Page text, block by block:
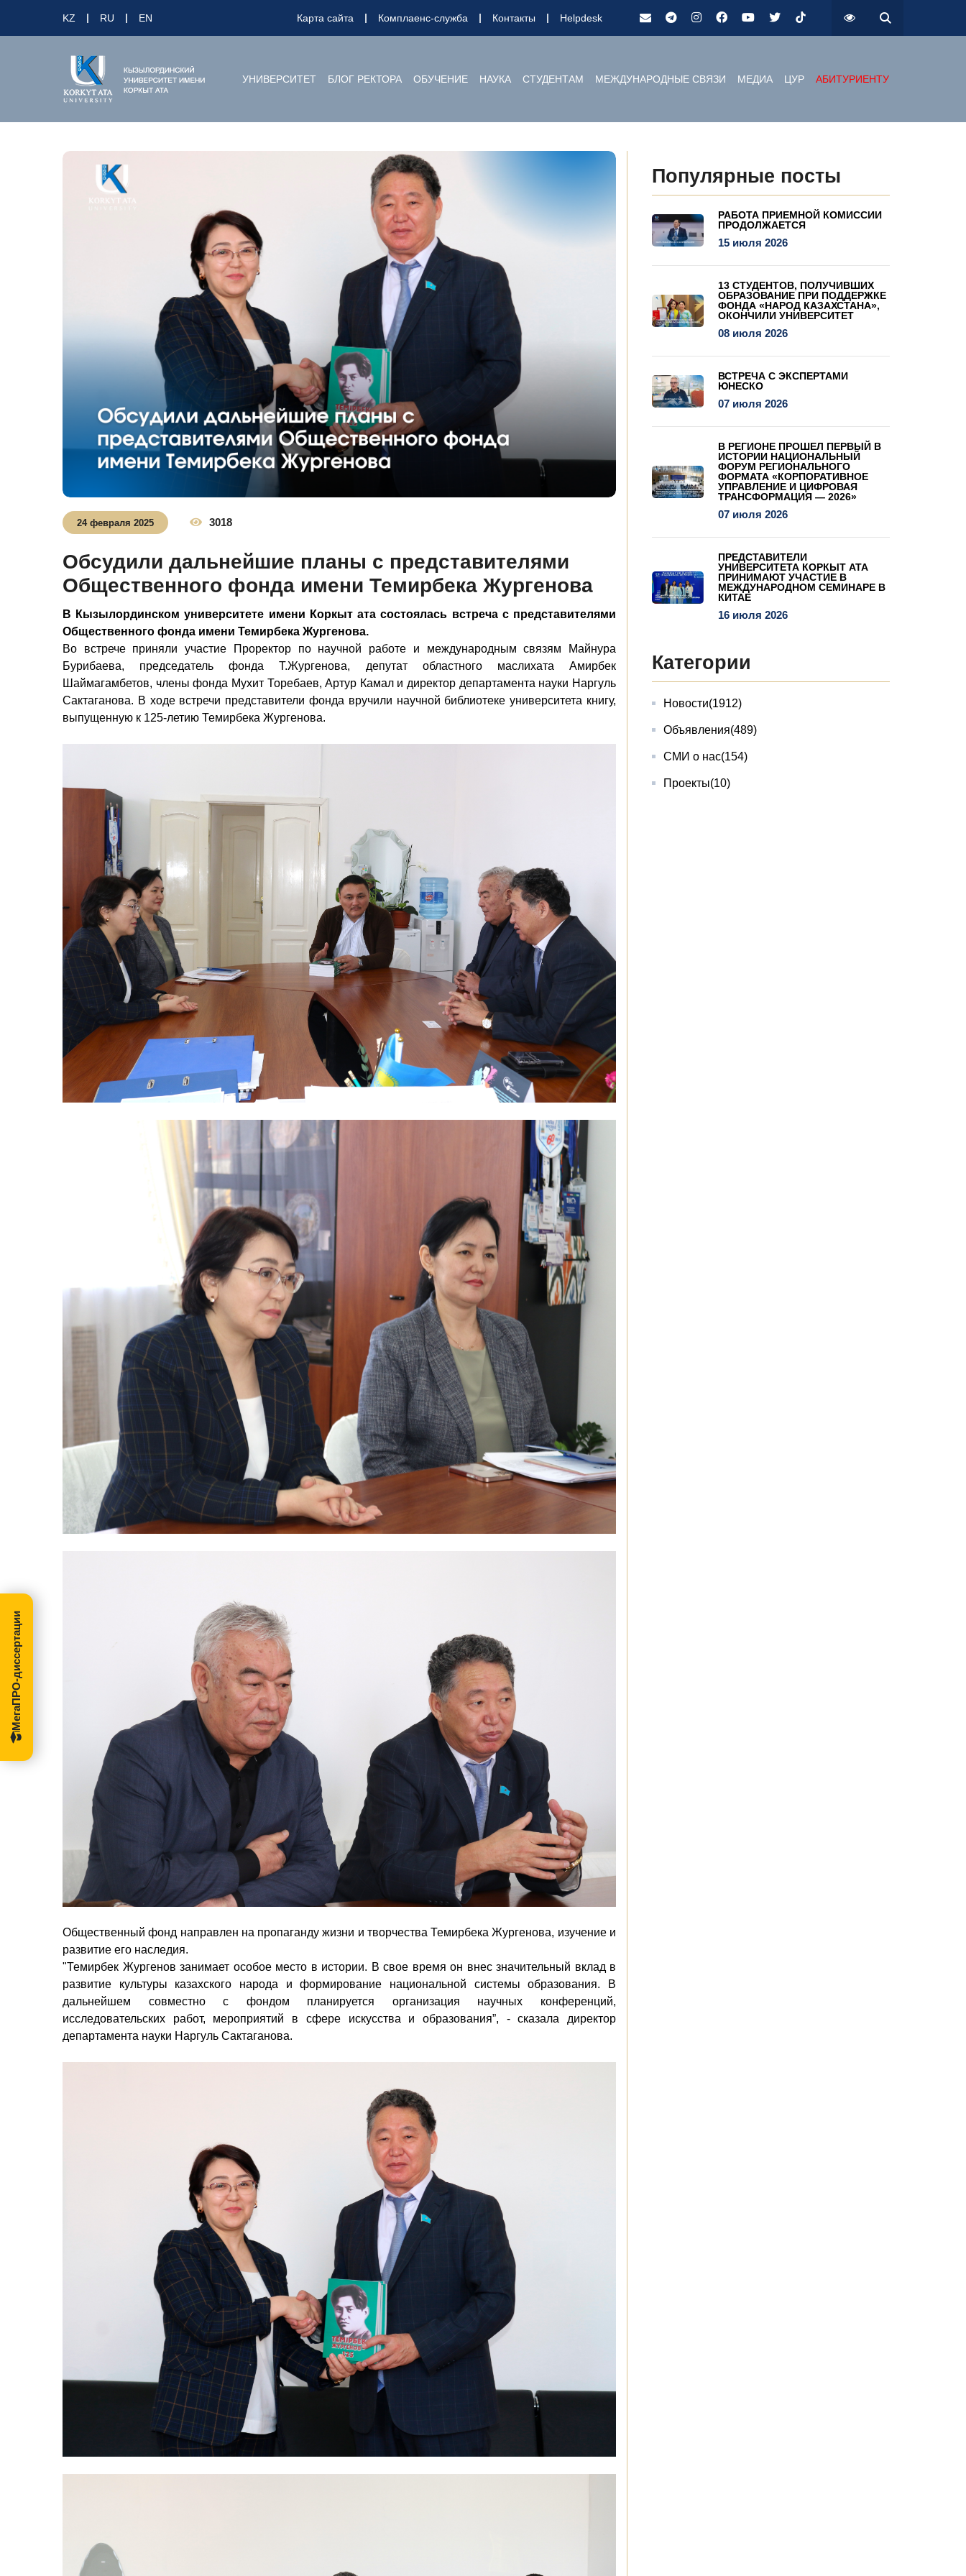
KZ RU EN Карта сайта Комплаенс-служба Контакты Helpdesk
УНИВЕРСИТЕТ БЛОГ РЕКТОРА ОБУЧЕНИЕ НАУКА СТУДЕНТАМ МЕЖДУНАРОДНЫЕ СВЯЗИ МЕДИА ЦУР АБИТУРИЕНТУ
24 февраля 2025 3018
Обсудили дальнейшие планы с представителями
Общественного фонда имени Темирбека Жургенова
В Кызылординском университете имени Коркыт ата состоялась встреча с представителями
Общественного фонда имени Темирбека Жургенова.
Во встрече приняли участие Проректор по научной работе и международным связям Майнура
Бурибаева, председатель фонда Т.Жургенова, депутат областного маслихата Амирбек
Шаймагамбетов, члены фонда Мухит Торебаев, Артур Камал и директор департамента науки Наргуль
Сактаганова. В ходе встречи представители фонда вручили научной библиотеке университета книгу,
выпущенную к 125-летию Темирбека Жургенова.
Общественный фонд направлен на пропаганду жизни и творчества Темирбека Жургенова, изучение и
развитие его наследия.
"Темирбек Жургенов занимает особое место в истории. В свое время он внес значительный вклад в
развитие культуры казахского народа и формирование национальной системы образования. В
дальнейшем совместно с фондом планируется организация научных конференций,
исследовательских работ, мероприятий в сфере искусства и образования”, - сказала директор
департамента науки Наргуль Сактаганова.
Популярные посты
РАБОТА ПРИЕМНОЙ КОМИССИИ
ПРОДОЛЖАЕТСЯ
15 июля 2026
13 СТУДЕНТОВ, ПОЛУЧИВШИХ
ОБРАЗОВАНИЕ ПРИ ПОДДЕРЖКЕ
ФОНДА «НАРОД КАЗАХСТАНА»,
ОКОНЧИЛИ УНИВЕРСИТЕТ
08 июля 2026
ВСТРЕЧА С ЭКСПЕРТАМИ
ЮНЕСКО
07 июля 2026
В РЕГИОНЕ ПРОШЕЛ ПЕРВЫЙ В
ИСТОРИИ НАЦИОНАЛЬНЫЙ
ФОРУМ РЕГИОНАЛЬНОГО
ФОРМАТА «КОРПОРАТИВНОЕ
УПРАВЛЕНИЕ И ЦИФРОВАЯ
ТРАНСФОРМАЦИЯ — 2026»
07 июля 2026
ПРЕДСТАВИТЕЛИ
УНИВЕРСИТЕТА КОРКЫТ АТА
ПРИНИМАЮТ УЧАСТИЕ В
МЕЖДУНАРОДНОМ СЕМИНАРЕ В
КИТАЕ
16 июля 2026
Категории
Новости(1912)
Объявления(489)
СМИ о нас(154)
Проекты(10)
МегаПРО-диссертации